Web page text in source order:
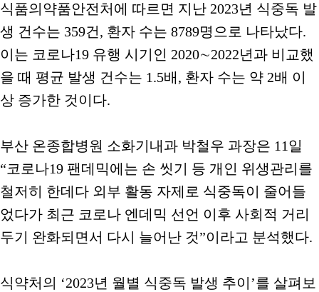
식품의약품안전처에 따르면 지난 2023년 식중독 발
생 건수는 359건, 환자 수는 8789명으로 나타났다.
이는 코로나19 유행 시기인 2020∼2022년과 비교했
을 때 평균 발생 건수는 1.5배, 환자 수는 약 2배 이
상 증가한 것이다.
부산 온종합병원 소화기내과 박철우 과장은 11일
“코로나19 팬데믹에는 손 씻기 등 개인 위생관리를
철저히 한데다 외부 활동 자제로 식중독이 줄어들
었다가 최근 코로나 엔데믹 선언 이후 사회적 거리
두기 완화되면서 다시 늘어난 것”이라고 분석했다.
식약처의 ‘2023년 월별 식중독 발생 추이’를 살펴보